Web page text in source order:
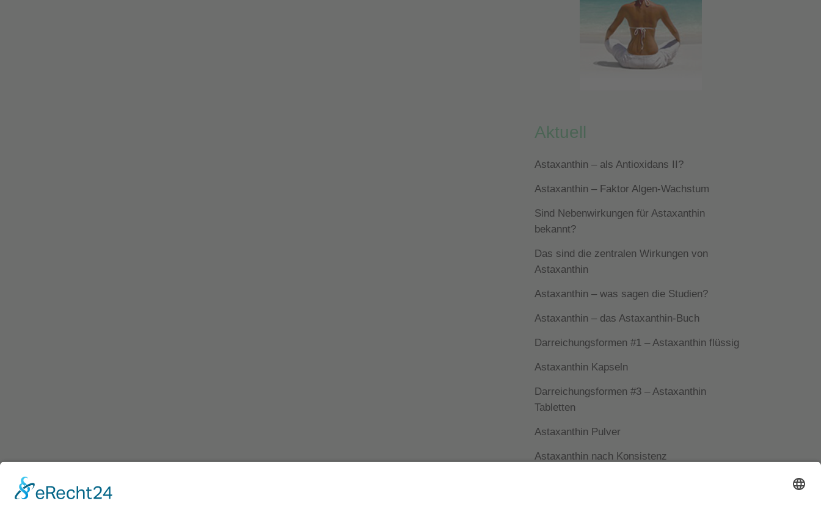
Aktuell
Astaxanthin – als Antioxidans II?
Astaxanthin – Faktor Algen-Wachstum
Sind Nebenwirkungen für Astaxanthin
bekannt?
Das sind die zentralen Wirkungen von
Astaxanthin
Astaxanthin – was sagen die Studien?
Astaxanthin – das Astaxanthin-Buch
Darreichungsformen #1 – Astaxanthin flüssig
Astaxanthin Kapseln
Darreichungsformen #3 – Astaxanthin
Tabletten
Astaxanthin Pulver
Astaxanthin nach Konsistenz